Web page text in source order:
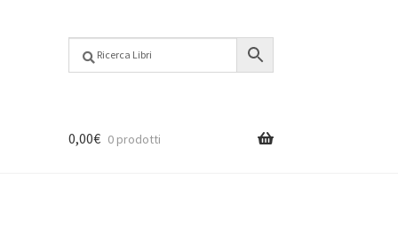
0,00€ 0 prodotti